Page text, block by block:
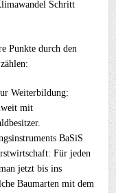
Schritt
Punkte durch den
Weiterbildung:
mit
BaSiS
Für jeden
jetzt bis ins
Baumarten mit dem